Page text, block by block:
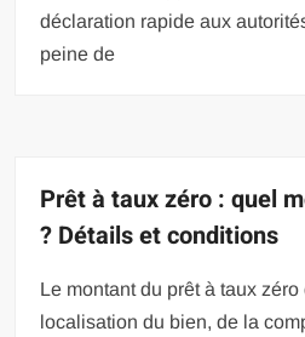
déclaration rapide aux
peine de
Prêt à taux zéro : quel
? Détails et conditions
Le montant du prêt à taux
localisation du bien, de la